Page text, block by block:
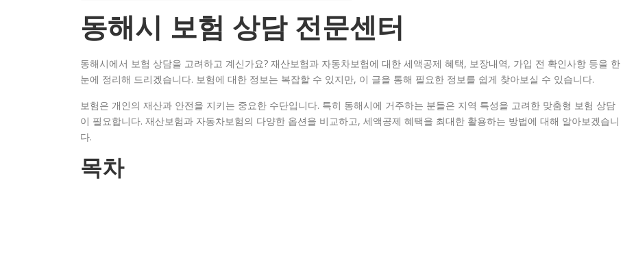
동해시 보험 상담 전문센터
동해시에서 보험 상담을 고려하고 계신가요? 재산보험과 자동차보험에 대한 세액공제 혜택, 보장내역, 가입 전 확인사항 등을 한
눈에 정리해 드리겠습니다. 보험에 대한 정보는 복잡할 수 있지만, 이 글을 통해 필요한 정보를 쉽게 찾아보실 수 있습니다.
보험은 개인의 재산과 안전을 지키는 중요한 수단입니다. 특히 동해시에 거주하는 분들은 지역 특성을 고려한 맞춤형 보험 상담
이 필요합니다. 재산보험과 자동차보험의 다양한 옵션을 비교하고, 세액공제 혜택을 최대한 활용하는 방법에 대해 알아보겠습니
다.
목차